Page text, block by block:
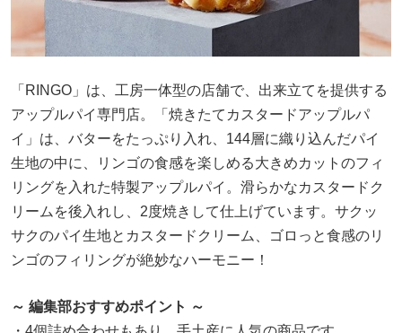
「RINGO」は、工房一体型の店舗で、出来立てを提供する
アップルパイ専門店。「焼きたてカスタードアップルパ
イ」は、バターをたっぷり入れ、144層に織り込んだパイ
生地の中に、リンゴの食感を楽しめる大きめカットのフィ
リングを入れた特製アップルパイ。滑らかなカスタードク
リームを後入れし、2度焼きして仕上げています。サクッ
サクのパイ生地とカスタードクリーム、ゴロっと食感のリ
ンゴのフィリングが絶妙なハーモニー！
～ 編集部おすすめポイント ～